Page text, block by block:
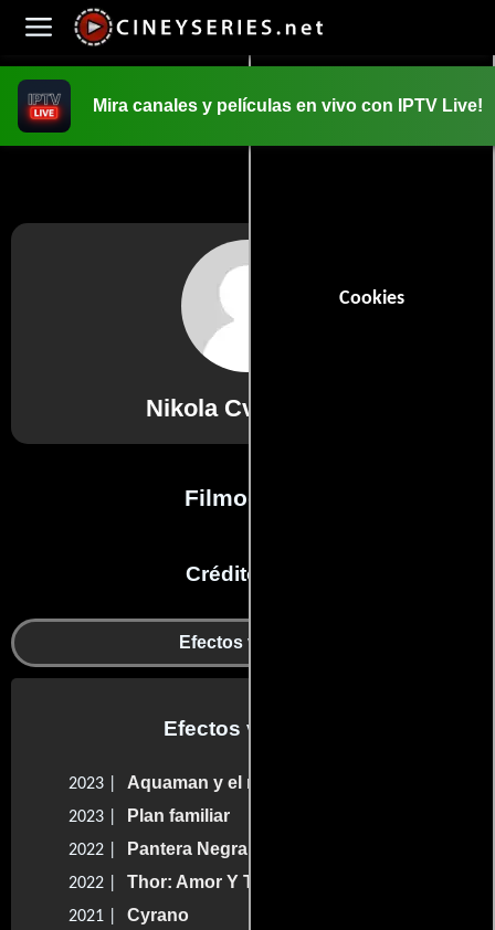
Cookies
Mira canales y películas en vivo con IPTV Live!
Nikola Cvetkovski
Filmografía
Créditos en:
Efectos visuales
Efectos visuales
2023 | Aquaman y el reino perdido
2023 | Plan familiar
2022 | Pantera Negra: Wakanda por siempre
2022 | Thor: Amor Y Trueno
2021 | Cyrano